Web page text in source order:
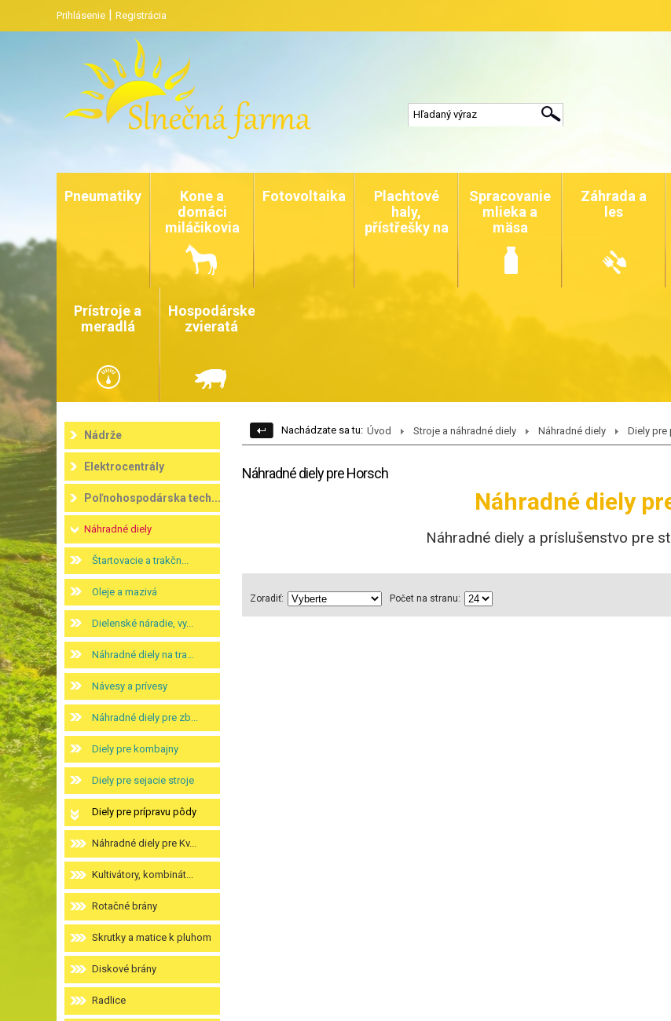
Prihlásenie | Registrácia
Pneumatiky
Kone a
domáci
miláčikovia
Fotovoltaika
Plachtové
haly,
přístřešky na
Spracovanie
mlieka a
mäsa
Záhrada a
les
Prístroje a
meradlá
Hospodárske
zvieratá
Nádrže
Elektrocentrály
Poľnohospodárska tech...
Náhradné diely
Štartovacie a trakčn...
Oleje a mazivá
Dielenské náradie, vy...
Náhradné diely na tra...
Návesy a prívesy
Náhradné diely pre zb...
Diely pre kombajny
Diely pre sejacie stroje
Diely pre prípravu pôdy
Náhradné diely pre Kv...
Kultivátory, kombinát...
Rotačné brány
Skrutky a matice k pluhom
Diskové brány
Radlice
Nachádzate sa tu: Úvod Stroje a náhradné diely Náhradné diely Diely pre
Náhradné diely pre Horsch
Náhradné diely
Náhradné diely a príslušenstvo pre
Zoradiť: Počet na stranu: